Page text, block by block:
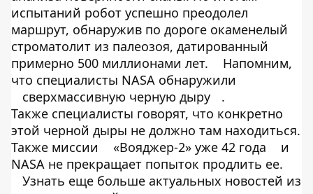
испытаний робот успешно преодолел
маршрут, обнаружив по дороге окаменелый
строматолит из палеозоя, датированный
примерно 500 миллионами лет.
Напомним,
что специалисты NASA обнаружили
сверхмассивную черную дыру
.
Также специалисты говорят, что конкретно
этой черной дыры не должно там находиться.
Также миссии
«Вояджер-2» уже 42 года
и
NASA не прекращает попыток продлить ее.
Узнать еще больше актуальных новостей из